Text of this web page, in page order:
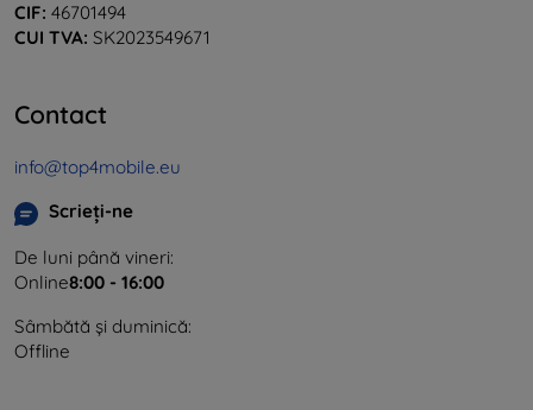
CIF: 46701494
CUI TVA: SK2023549671
Contact
info@top4mobile.eu
Scrieți-ne
De luni până vineri:
Online8:00 - 16:00
Sâmbătă și duminică:
Offline